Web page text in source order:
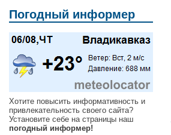
Погодный информер
Хотите повысить информативность и
привлекательность своего сайта?
Установите себе на страницы наш
погодный информер!